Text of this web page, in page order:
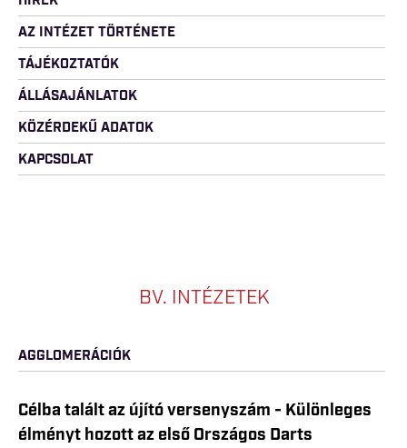
AZ INTÉZET TÖRTÉNETE
TÁJÉKOZTATÓK
ÁLLÁSAJÁNLATOK
KÖZÉRDEKŰ ADATOK
KAPCSOLAT
BV. INTÉZETEK
AGGLOMERÁCIÓK
Célba talált az újító versenyszám - Különleges
élményt hozott az első Országos Darts